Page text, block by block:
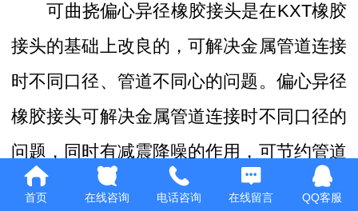
可曲挠偏心异径橡胶接头是在KXT橡胶
接头的基础上改良的，可解决金属管道连接
时不同口径、管道不同心的问题。偏心异径
橡胶接头可解决金属管道连接时不同口径的
问题，同时有减震降噪的作用，可节约管道
安装零件，节约成本。它由内胶层、织物增
首页 在线咨询 电话咨询 在线留言 QQ客服